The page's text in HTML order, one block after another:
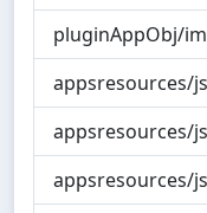
pluginAppObj/
appsresources/
appsresources/
appsresources/